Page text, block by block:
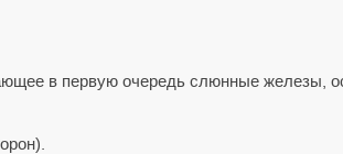
в первую очередь слюнные железы,